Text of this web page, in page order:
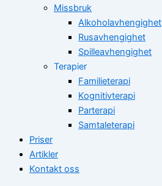
Missbruk
Alkoholavhengighet
Rusavhengighet
Spilleavhengighet
Terapier
Familieterapi
Kognitivterapi
Parterapi
Samtaleterapi
Priser
Artikler
Kontakt oss